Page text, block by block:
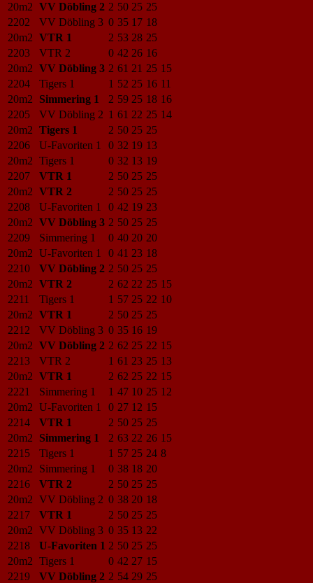
20m2 VV Döbling 2 2 50 25 25
2202
VV Döbling 3 0 35 17 18
20m2 VTR 1 2 53 28 25
2203
VTR 2 0 42 26 16
20m2 VV Döbling 3 2 61 21 25 15
2204
Tigers 1 1 52 25 16 11
20m2
Simmering 1 2 59 25 18 16
2205
VV Döbling 2 1 61 22 25 14
20m2 Tigers 1 2 50 25 25
2206
U-Favoriten 1 0 32 19 13
20m2 Tigers 1 0 32 13 19
2207
VTR 1 2 50 25 25
20m2 VTR 2 2 50 25 25
2208
U-Favoriten 1 0 42 19 23
20m2 VV Döbling 3 2 50 25 25
2209
Simmering 1 0 40 20 20
20m2 U-Favoriten 1 0 41 23 18
2210
VV Döbling 2 2 50 25 25
20m2 VTR 2 2 62 22 25 15
2211
Tigers 1 1 57 25 22 10
20m2 VTR 1 2 50 25 25
2212
VV Döbling 3 0 35 16 19
20m2 VV Döbling 2 2 62 25 22 15
2213
VTR 2 1 61 23 25 13
20m2 VTR 1 2 62 25 22 15
2221
Simmering 1 1 47 10 25 12
20m2 U-Favoriten 1 0 27 12 15
2214
VTR 1 2 50 25 25
20m2
Simmering 1 2 63 22 26 15
2215
Tigers 1 1 57 25 24 8
20m2
Simmering 1 0 38 18 20
2216
VTR 2 2 50 25 25
20m2 VV Döbling 2 0 38 20 18
2217
VTR 1 2 50 25 25
20m2 VV Döbling 3 0 35 13 22
2218
U-Favoriten 1 2 50 25 25
20m2 Tigers 1 0 42 27 15
2219
VV Döbling 2 2 54 29 25